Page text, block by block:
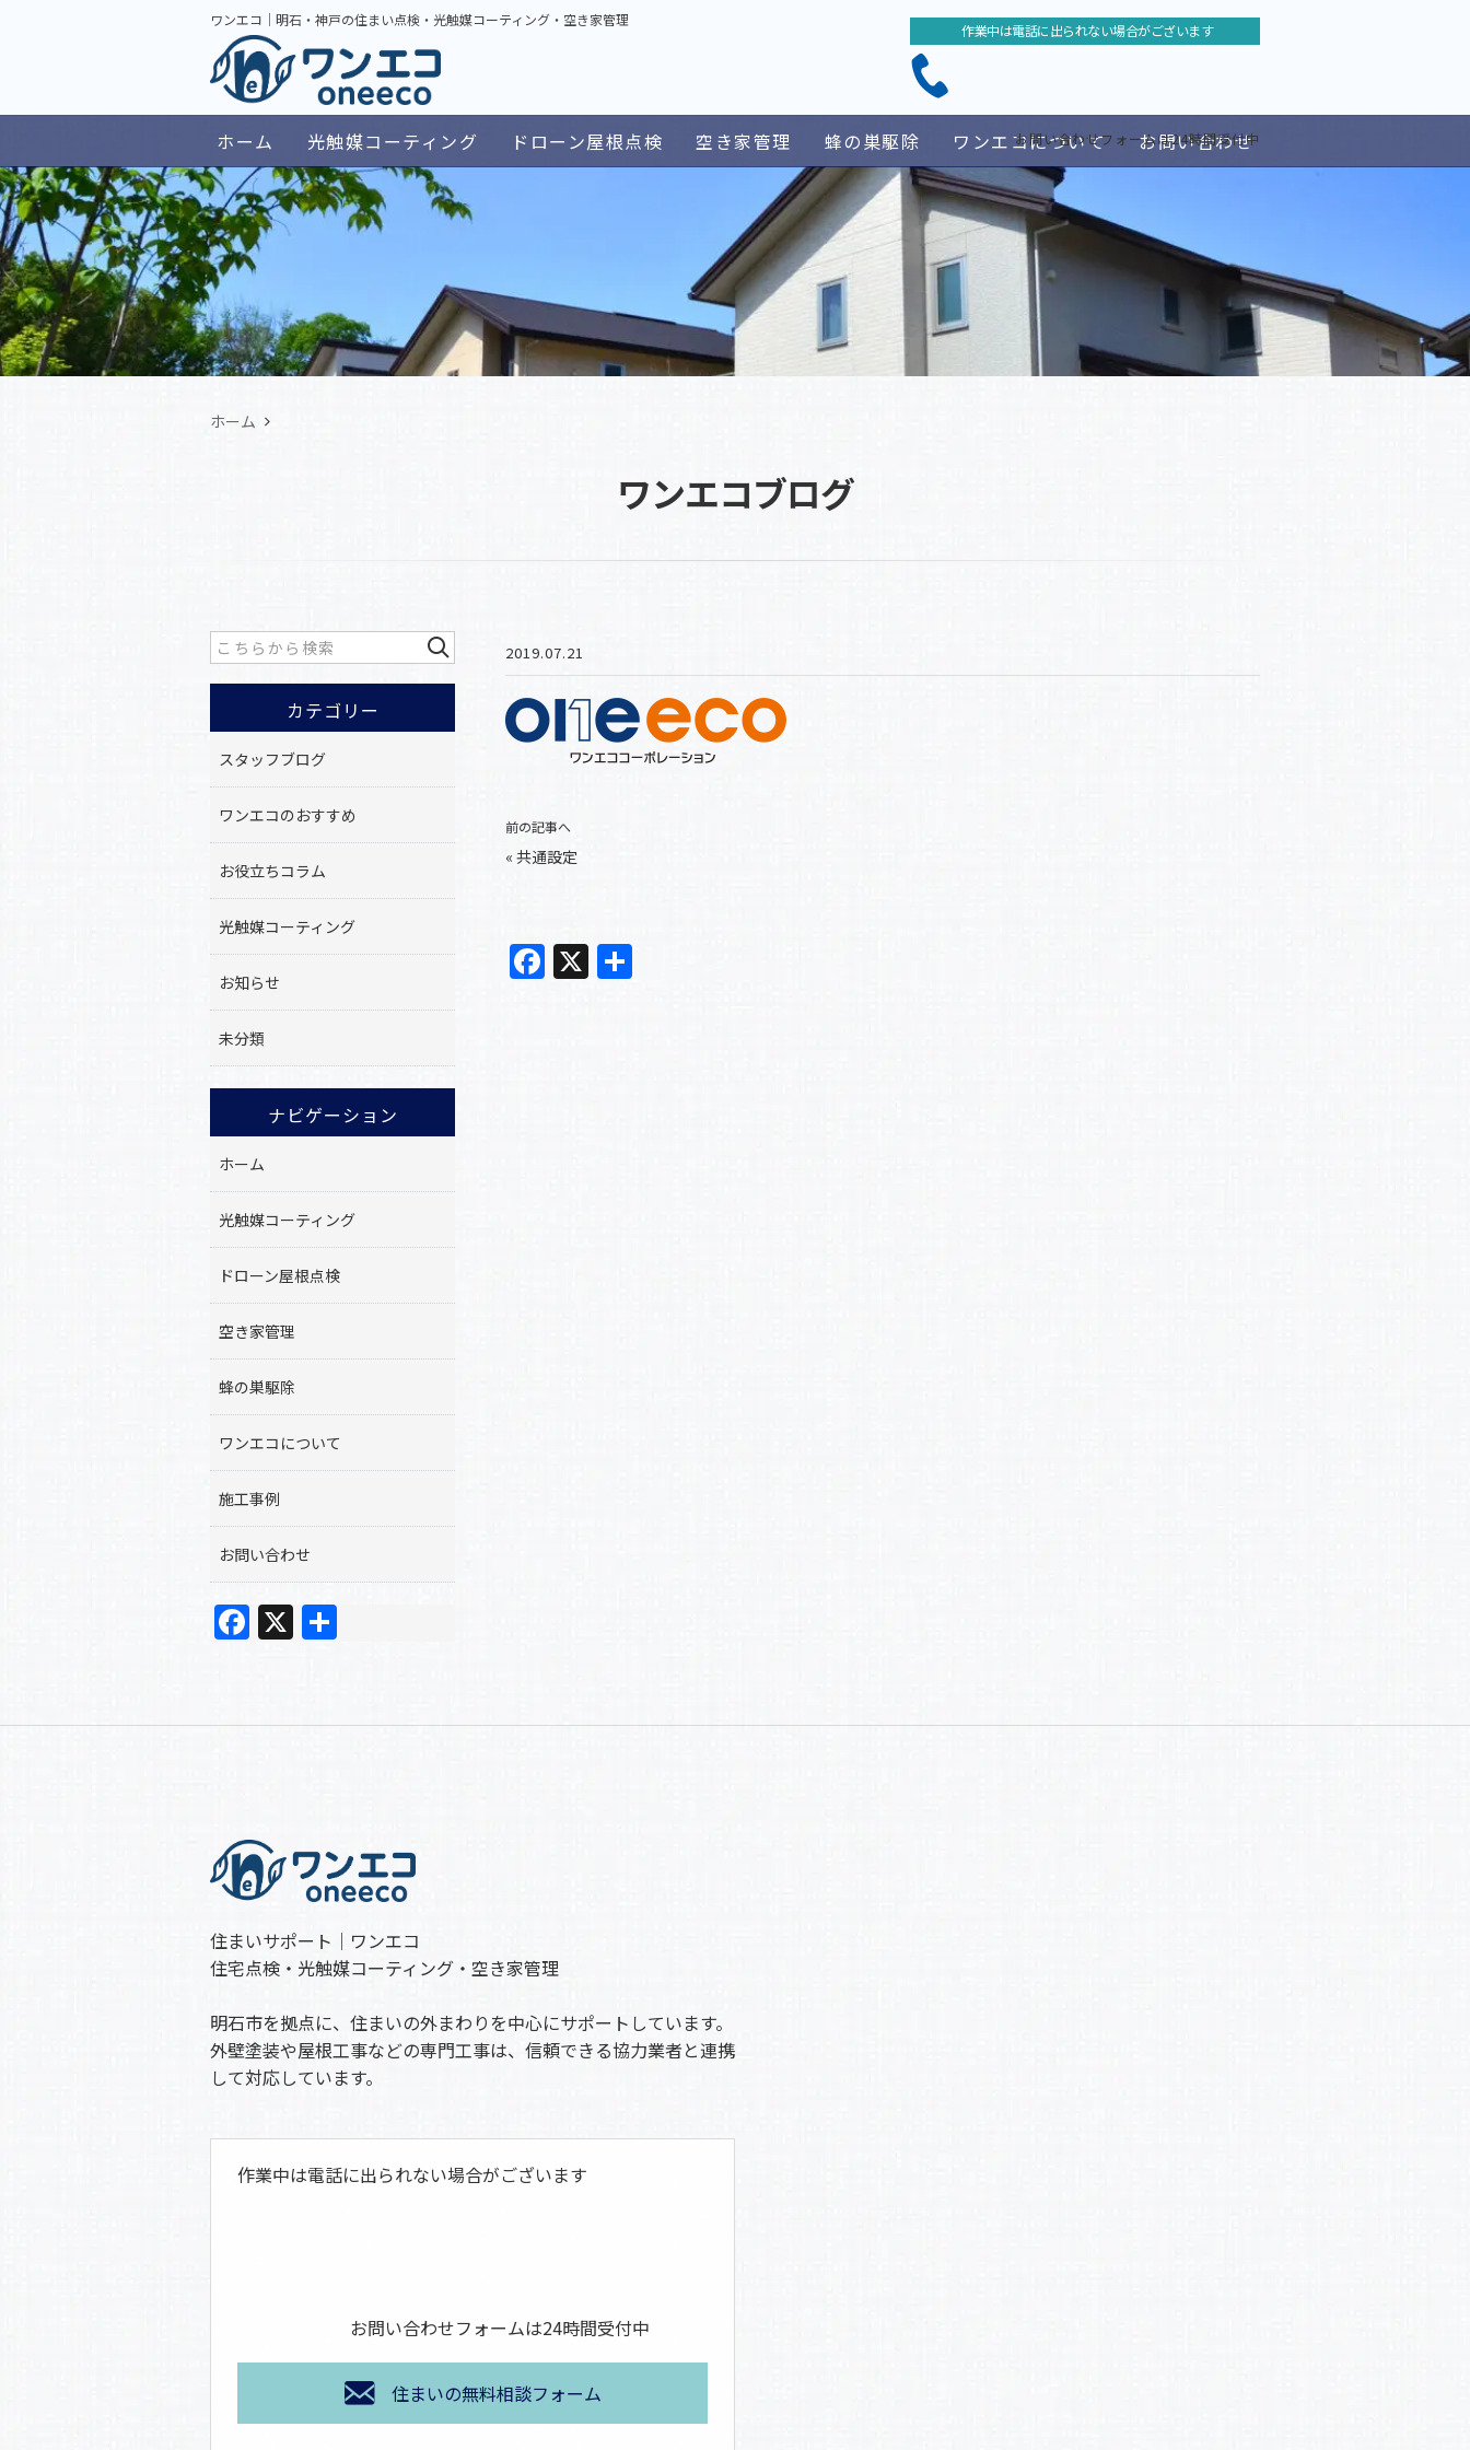
ワンエコ｜明石・神戸の住まい点検・光触媒コーティング・空き家管理
作業中は電話に出られない場合がございます
お問い合わせフォームは24時間受付中
ホーム 光触媒コーティング ドローン屋根点検 空き家管理 蜂の巣駆除 ワンエコについて お問い合わせ
ホーム
ワンエコブログ
2019.07.21
前の記事へ
« 共通設定
F X
カテゴリー
スタッフブログ
ワンエコのおすすめ
お役立ちコラム
光触媒コーティング
お知らせ
未分類
ナビゲーション
ホーム
光触媒コーティング
ドローン屋根点検
空き家管理
蜂の巣駆除
ワンエコについて
施工事例
お問い合わせ
F
e
o
k
X
住まいサポート｜ワンエコ
住宅点検・光触媒コーティング・空き家管理
明石市を拠点に、住まいの外まわりを中心にサポートしています。
外壁塗装や屋根工事などの専門工事は、信頼できる協力業者と連携
して対応しています。
作業中は電話に出られない場合がございます
お問い合わせフォームは24時間受付中
住まいの無料相談フォーム